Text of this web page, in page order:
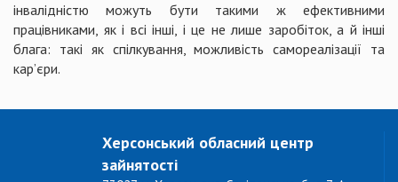
інвалідністю можуть бути такими ж ефективними
працівниками, як і всі інші, і це не лише заробіток, а й інші
блага: такі як спілкування, можливість самореалізації та
кар’єри.
Херсонський обласний центр
зайнятості